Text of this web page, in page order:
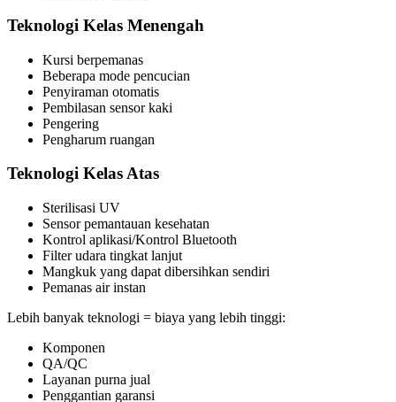
Teknologi Kelas Menengah
Kursi berpemanas
Beberapa mode pencucian
Penyiraman otomatis
Pembilasan sensor kaki
Pengering
Pengharum ruangan
Teknologi Kelas Atas
Sterilisasi UV
Sensor pemantauan kesehatan
Kontrol aplikasi/Kontrol Bluetooth
Filter udara tingkat lanjut
Mangkuk yang dapat dibersihkan sendiri
Pemanas air instan
Lebih banyak teknologi = biaya yang lebih tinggi:
Komponen
QA/QC
Layanan purna jual
Penggantian garansi